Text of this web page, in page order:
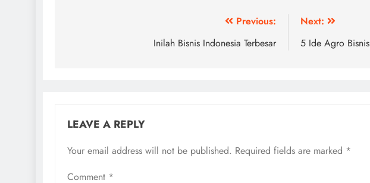
Previous:
Inilah Bisnis Indonesia Terbesar
Next:
5 Ide Agro Bisnis
LEAVE A REPLY
Your email address will not be published. Required fields are marked *
Comment *